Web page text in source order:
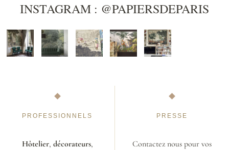
INSTAGRAM : @PAPIERSDEPARIS
PROFESSIONNELS
Hôtelier, décorateurs,
PRESSE
Contactez nous pour vos